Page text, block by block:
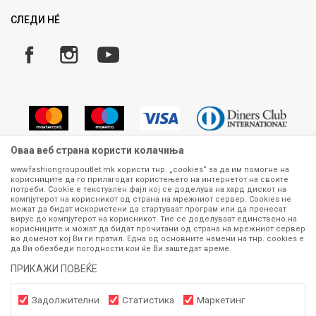
Замена и рефундација на производи
Плаќање
СЛЕДИ НÉ
Сите информации околу производите кои се изложени на нашата
онлајн продавница се стремиме да бидат конкретни, точни и прецизни,
меѓутоа не можеме да гарантираме дека се без ниту една грешка или
пак дека сите производи во моментот се достапни на залиха.
Фотографиите се најверодостојниот приказ на производот. Доколку
дојде до потреба за замена на производ или рефундација, процедурата
контактирајте не на телефонскиот број 070 275 363 или на е-
маилoutlet@fashiongroup.com.mkодпонеделник до петок (08-16ч)
и сабота (10-15ч)
Оваа веб страна користи колачиња
www.fashiongroupoutlet.mk користи тнр. „cookies“ за да им помогне на
корисниците да го прилагодат користењето на интернетот на своите
потреби. Cookie е текстуален фајл кој се доделува на хард дискот на
компјутерот на корисникот од страна на мрежниот сервер. Cookies не
можат да бидат искористени да стартуваат програм или да пренесат
вирус до компјутерот на корисникот. Тие се доделуваат единствено на
корисниците и можат да бидат прочитани од страна на мрежниот сервер
во доменот кој Ви ги пратил. Една од основните намени на тнр. сookies е
да Ви обезбеди погодности кои ќе Ви заштедат време.
ПРИКАЖИ ПОВЕЌЕ
Задолжителни Статистика Маркетинг